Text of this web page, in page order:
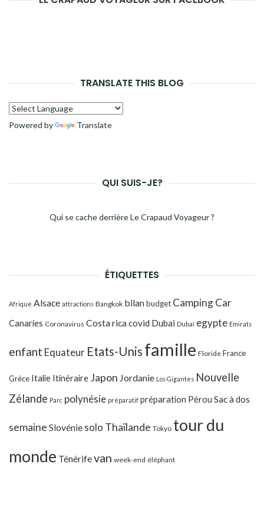
TRANSLATE THIS BLOG
Powered by Translate
QUI SUIS-JE?
Qui se cache derrière Le Crapaud Voyageur ?
ÉTIQUETTES
Afrique Alsace attractions Bangkok bilanbudget Camping Car
Canaries Coronavirus Costa ricacovid Dubai Dubaï egypte Emirats
enfant Equateur Etats-Unis famille Floride France
Grèce Italie Itinéraire Japon Jordanie Los Gigantes Nouvelle
Zélande Parc polynésie préparatif préparation Pérou Sac à dos
semaine Slovénie solo Thaïlande Tokyo tour du
monde Ténérifevan week-end éléphant